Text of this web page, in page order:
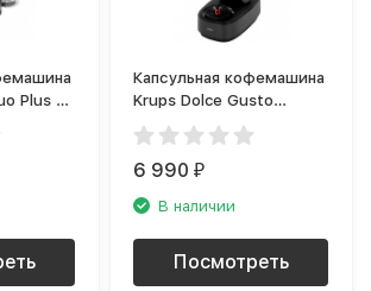
Plus C
Капсульная кофемашина
Krups Dolce Gusto
Infinissima KP 173B
6 990₽
В наличии
Посмотреть